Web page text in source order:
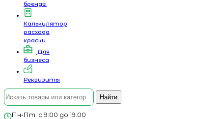
бренды
Калькулятор
расхода
краски
Для
бизнеса
Реквизиты
Найти
Пн-Пт: с 9:00 до 19:00